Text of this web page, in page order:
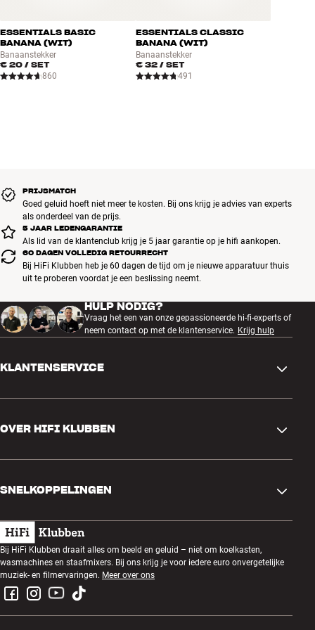
ESSENTIALS BASIC
BANANA (WIT)
Banaanstekker
€ 20 / SET
860
ESSENTIALS CLASSIC
BANANA (WIT)
Banaanstekker
€ 32/ SET
491
PRIJSMATCH
Goed geluid hoeft niet meer te kosten. Bij ons krijg je advies van experts
als onderdeel van de prijs.
5 JAAR LEDENGARANTIE
Als lid van de klantenclub krijg je 5 jaar garantie op je hifi aankopen.
60 DAGEN VOLLEDIG RETOURRECHT
Bij HiFi Klubben heb je 60 dagen de tijd om je nieuwe apparatuur thuis
uit te proberen voordat je een beslissing neemt.
HULP NODIG?
Vraag het een van onze gepassioneerde hi-fi-experts of
neem contact op met de klantenservice. Krijg hulp
KLANTENSERVICE
Ruilen en retourneren
Bestelling herroepen
Algemene voorwaarden
Privacybeleid
OVER HIFI KLUBBEN
Klantenclub
Luisteravond
Prijsvragen
Werken bij HiFi Klubben
SNELKOPPELINGEN
Cadeaubonnen
Bouwen met geluid
Montage en installatie
Bij HiFi Klubben draait alles om beeld en geluid – niet om koelkasten,
wasmachines en staafmixers. Bij ons krijg je voor iedere euro onvergetelijke
muziek- en filmervaringen. Meer over ons